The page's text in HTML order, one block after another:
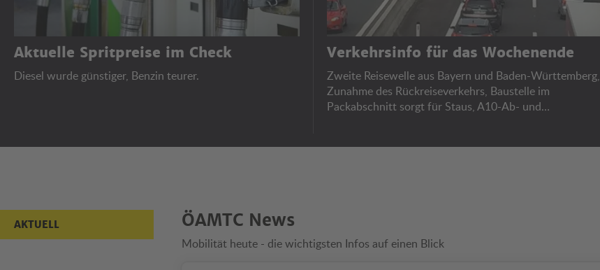
Aktuelle Spritpreise im Check
Diesel wurde günstiger, Benzin teurer.
Verkehrsinfo für das Wochenende
Zweite Reisewelle aus Bayern und Baden-Württemberg,
Zunahme des Rückreiseverkehrs, Baustelle im
Packabschnitt sorgt für Staus, A10-Ab- und
AKTUELL Aktuell
ÖAMTC News
Mobilität heute - die wichtigsten Infos auf einen Blick